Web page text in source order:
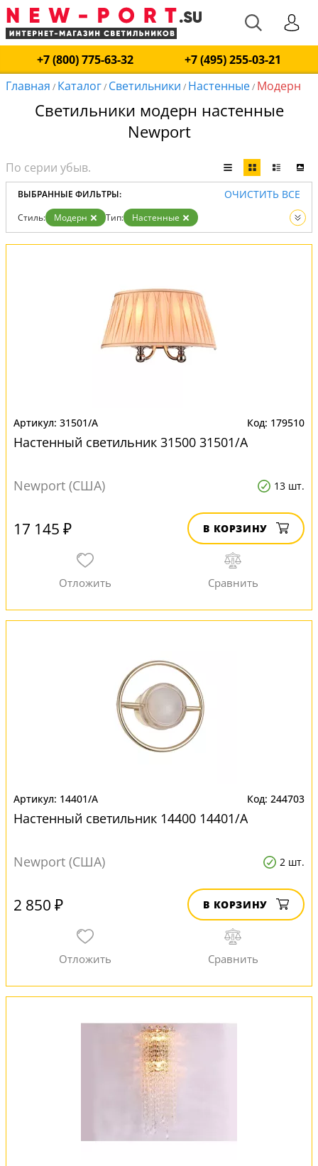
+7 (800) 775-63-32
+7 (495) 255-03-21
Главная / Каталог/ Светильники / Настенные/ Модерн
Светильники модерн настенные
Newport
ВЫБРАННЫЕ ФИЛЬТРЫ: ОЧИСТИТЬ ВСЕ
Стиль: Модерн Тип:
Настенные
Вид:
Светильники
31501/A 179510
Настенный светильник 31500 31501/A
Newport (США) 13 шт.
17 145 ₽ В КОРЗИНУ
14401/A 244703
Настенный светильник 14400 14401/A
Newport (США) 2 шт.
2 850 ₽ В КОРЗИНУ